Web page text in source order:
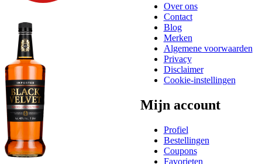
Over ons
Contact
Blog
Merken
Algemene voorwaarden
Privacy
Disclaimer
Cookie-instellingen
Mijn account
Profiel
Bestellingen
Coupons
Favorieten